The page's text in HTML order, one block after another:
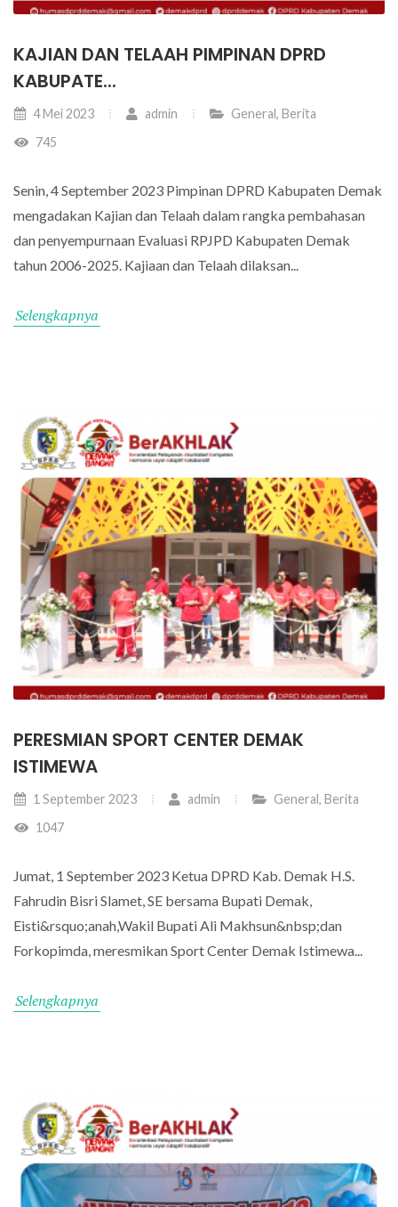
KAJIAN DAN TELAAH PIMPINAN DPRD
KABUPATE...
4 Mei 2023 admin General, Berita
745
Senin, 4 September 2023 Pimpinan DPRD Kabupaten Demak
mengadakan Kajian dan Telaah dalam rangka pembahasan
dan penyempurnaan Evaluasi RPJPD Kabupaten Demak
tahun 2006-2025. Kajiaan dan Telaah dilaksan...
Selengkapnya
PERESMIAN SPORT CENTER DEMAK
ISTIMEWA
1 September 2023 admin General, Berita
1047
Jumat, 1 September 2023 Ketua DPRD Kab. Demak H.S.
Fahrudin Bisri Slamet, SE bersama Bupati Demak,
Eisti&rsquo;anah,Wakil Bupati Ali Makhsun&nbsp;dan
Forkopimda, meresmikan Sport Center Demak Istimewa...
Selengkapnya